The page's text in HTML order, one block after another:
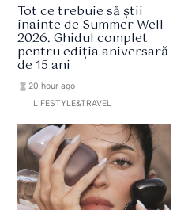
Tot ce trebuie să știi
înainte de Summer Well
2026. Ghidul complet
pentru ediția aniversară
de 15 ani
hourglass_full 20 hour ago
LIFESTYLE&TRAVEL